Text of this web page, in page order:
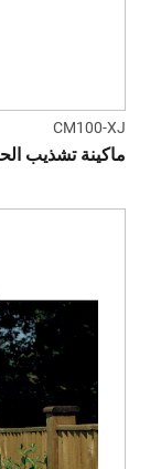
CM100-XJ
ماكينة تشذيب الحبال